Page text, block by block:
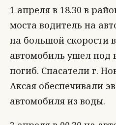
1 апреля в 18.30 в
моста водитель на
на большой скорости
автомобиль ушел под
погиб. Спасатели г.
Аксая обеспечивали
автомобиля из воды.